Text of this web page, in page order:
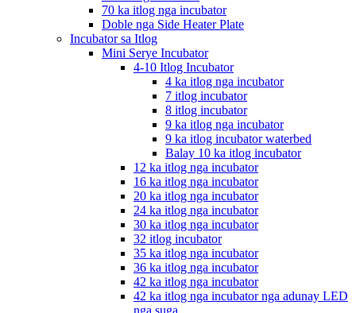
70 ka itlog nga incubator
Doble nga Side Heater Plate
Incubator sa Itlog
Mini Serye Incubator
4-10 Itlog Incubator
4 ka itlog nga incubator
7 itlog incubator
8 itlog incubator
9 ka itlog nga incubator
9 ka itlog incubator waterbed
Balay 10 ka itlog incubator
12 ka itlog nga incubator
16 ka itlog nga incubator
20 ka itlog nga incubator
24 ka itlog nga incubator
30 ka itlog nga incubator
32 itlog incubator
35 ka itlog nga incubator
36 ka itlog nga incubator
42 ka itlog nga incubator
42 ka itlog nga incubator nga adunay LED
nga suga